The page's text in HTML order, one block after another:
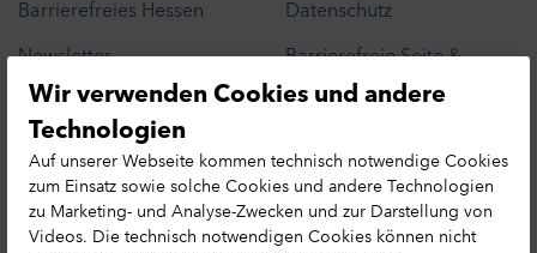
Barrierefreies Hessen
Newsletter
Presse
Leichte Sprache
Erlebnisse in Hessen
Reisemagazin bestellen
Datenschutz
Barrierefreie Seite &
Barriere melden
Hessen MICE Net
Tourismusnetzwerk
Datenschutzhinweis
Wir verwenden Cookies und andere
Technologien
Auf unserer Webseite kommen technisch notwendige Cookies
zum Einsatz sowie solche Cookies und andere Technologien
zu Marketing- und Analyse-Zwecken und zur Darstellung von
Videos. Die technisch notwendigen Cookies können nicht